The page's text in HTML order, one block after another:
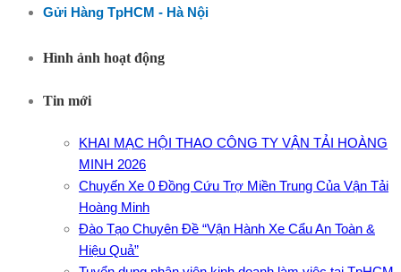
Gửi Hàng TpHCM - Hà Nội
Hình ảnh hoạt động
Tin mới
KHAI MẠC HỘI THAO CÔNG TY VẬN TẢI HOÀNG
MINH 2026
Chuyến Xe 0 Đồng Cứu Trợ Miền Trung Của Vận Tải
Hoàng Minh
Đào Tạo Chuyên Đề “Vận Hành Xe Cẩu An Toàn &
Hiệu Quả”